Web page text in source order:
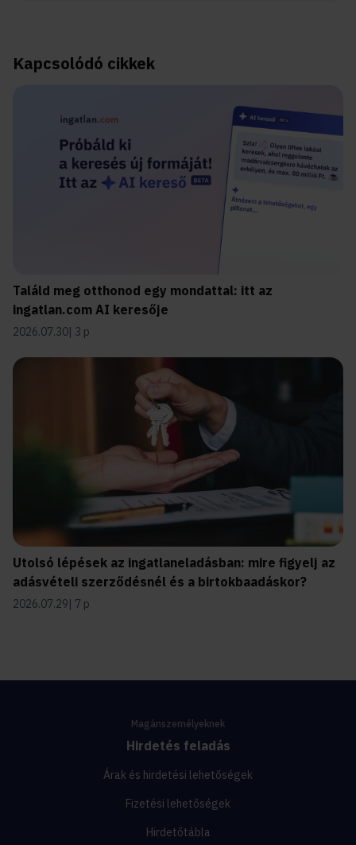
Kapcsolódó cikkek
Találd meg otthonod egy mondattal: itt az
ingatlan.com AI keresője
2026.07.30 3 p
Utolsó lépések az ingatlaneladásban: mire figyelj az
adásvételi szerződésnél és a birtokbaadáskor?
2026.07.29 7 p
Magánszemélyeknek
Hirdetés feladás
Árak és hirdetési lehetőségek
Fizetési lehetőségek
Hirdetőtábla